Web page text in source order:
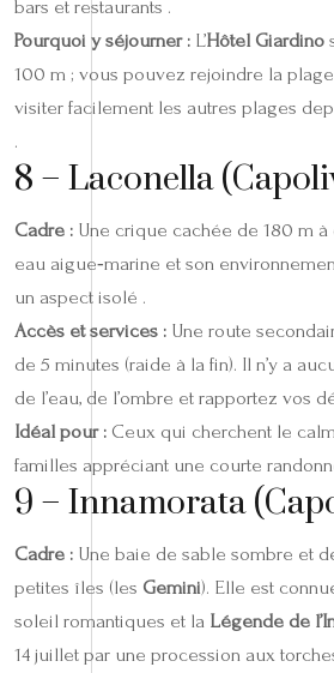
bars et restaurants .
Pourquoi y séjourner : L’Hôtel Giardino
100 m ; vous pouvez rejoindre la
visiter facilement les autres plages
.
8 – Laconella
Cadre : Une crique cachée de 180 m à
eau aigue‑marine et son
un aspect isolé .
Accès et services : Une route
de 5 minutes (raide à la fin). Il n’y a
de l’eau, de l’ombre et rapportez vos
Idéal pour : Ceux qui cherchent le
familles appréciant une courte
9 – Innamorata
Cadre : Une baie de sable sombre et
petites îles (les Gemini). Elle est
soleil romantiques et la Légende de
14 juillet par une procession aux